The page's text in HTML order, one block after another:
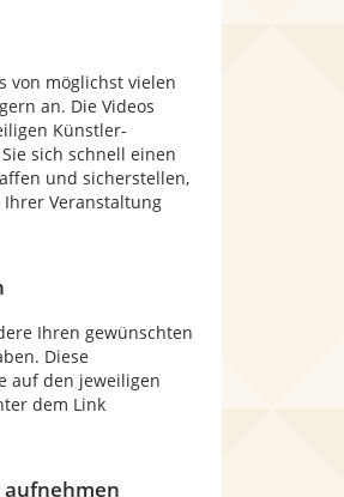
von möglichst vielen
an. Die Videos
Künstler-
sich schnell einen
und sicherstellen,
Veranstaltung
Ihren gewünschten
Diese
auf den jeweiligen
dem Link
aufnehmen